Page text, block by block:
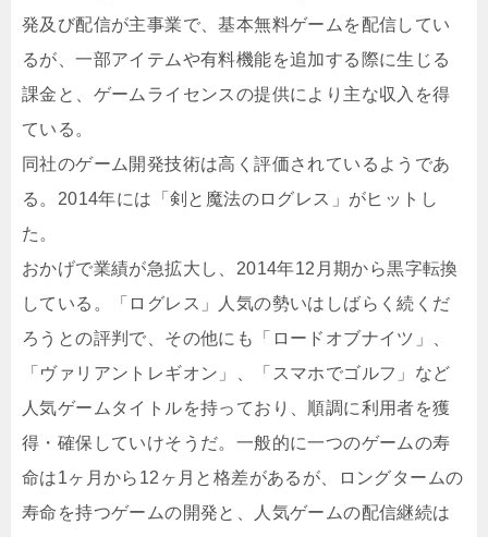
発及び配信が主事業で、基本無料ゲームを配信してい
るが、一部アイテムや有料機能を追加する際に生じる
課金と、ゲームライセンスの提供により主な収入を得
ている。
同社のゲーム開発技術は高く評価されているようであ
る。2014年には「剣と魔法のログレス」がヒットし
た。
おかげで業績が急拡大し、2014年12月期から黒字転換
している。「ログレス」人気の勢いはしばらく続くだ
ろうとの評判で、その他にも「ロードオブナイツ」、
「ヴァリアントレギオン」、「スマホでゴルフ」など
人気ゲームタイトルを持っており、順調に利用者を獲
得・確保していけそうだ。一般的に一つのゲームの寿
命は1ヶ月から12ヶ月と格差があるが、ロングタームの
寿命を持つゲームの開発と、人気ゲームの配信継続は